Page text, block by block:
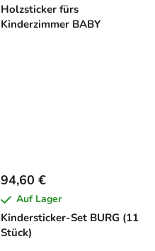
Holzsticker fürs
Kinderzimmer BABY
Kindersticker-Set BURG (11
Stück)
94,60 €
Auf Lager